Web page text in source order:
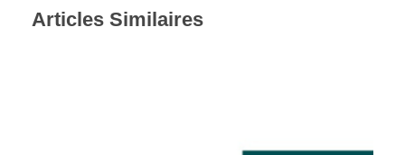
Articles Similaires